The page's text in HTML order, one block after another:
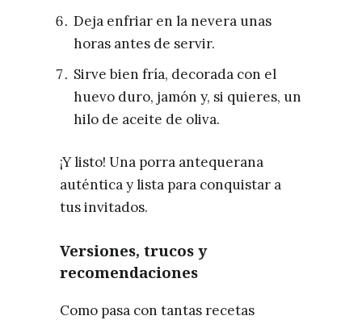
Deja enfriar en la nevera unas
horas antes de servir.
Sirve bien fría, decorada con el
huevo duro, jamón y, si quieres, un
hilo de aceite de oliva.
¡Y listo! Una porra antequerana
auténtica y lista para conquistar a
tus invitados.
Versiones, trucos y
recomendaciones
Como pasa con tantas recetas